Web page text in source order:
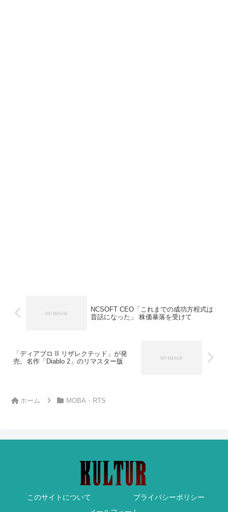
NCSOFT CEO「これまでの成功方程式は
昔話になった」 株価暴落を受けて
「ディアブロ II リザレクテッド」が発
売。名作「Diablo 2」のリマスター版
ホーム MOBA・RTS
このサイトについて
プライバシーポリシー